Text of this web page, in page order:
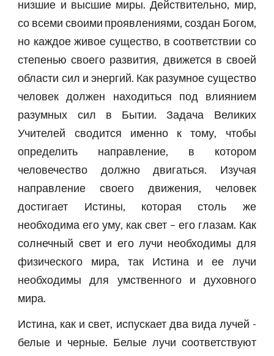
низшие и высшие миры. Действительно, мир,
со всеми своими проявлениями, создан Богом,
но каждое живое существо, в соответствии со
степенью своего развития, движется в своей
области сил и энергий. Как разумное существо
человек должен находиться под влиянием
разумных сил в Бытии. Задача Великих
Учителей сводится именно к тому, чтобы
определить направление, в котором
человечество должно двигаться. Изучая
направление своего движения, человек
достигает Истины, которая столь же
необходима его уму, как свет – его глазам. Как
солнечный свет и его лучи необходимы для
физического мира, так Истина и ее лучи
необходимы для умственного и духовного
мира.
Истина, как и свет, испускает два вида лучей -
белые и черные. Белые лучи соответствуют